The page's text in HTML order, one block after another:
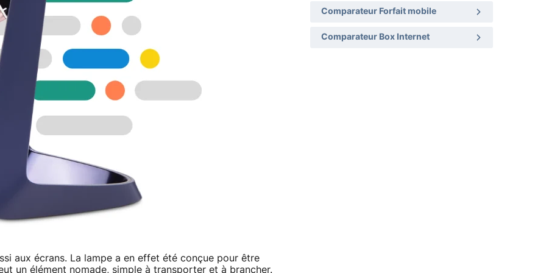
aux écrans. La lampe a en effet été conçue pour être
un élément nomade, simple à transporter et à brancher.
Comparateur Forfait mobile
Comparateur Box Internet